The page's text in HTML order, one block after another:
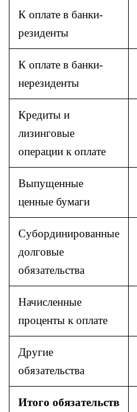
К оплате в банки-
резиденты
К оплате в банки-
нерезиденты
Кредиты и
лизинговые
операции к оплате
Выпущенные
ценные бумаги
Субординированные
долговые
обязательства
Начисленные
проценты к оплате
Другие
обязательства
Итого обязательств